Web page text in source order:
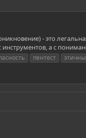
- это
инструментов, а с
пентест